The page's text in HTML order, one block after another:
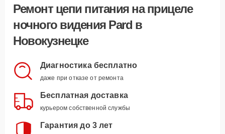
Ремонт цепи питанияна прицеле
ночного видения Pard в
Новокузнецке
Диагностика бесплатно
даже при отказе от ремонта
Бесплатная доставка
курьером собственной службы
Гарантия до 3 лет